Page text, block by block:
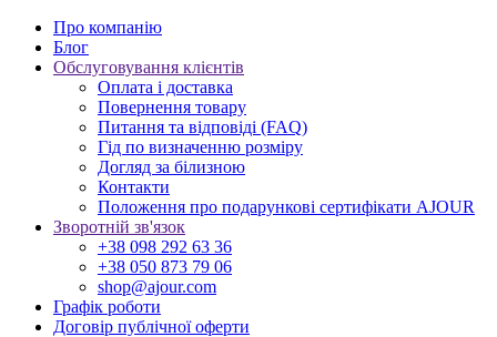
Про компанію
Блог
Обслуговування клієнтів
Оплата і доставка
Повернення товару
Питання та відповіді (FAQ)
Гід по визначенню розміру
Догляд за білизною
Контакти
Положення про подарункові сертифікати AJOUR
Зворотній зв'язок
+38 098 292 63 36
+38 050 873 79 06
shop@ajour.com
Графік роботи
Договір публічної оферти